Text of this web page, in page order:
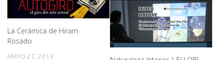
La Cerámica de Hiram
Rosado
MAYO 27, 2013